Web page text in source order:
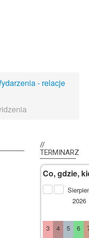
- relacje
TERMINARZ
Co, gdzie,
2026
3 4 5 6